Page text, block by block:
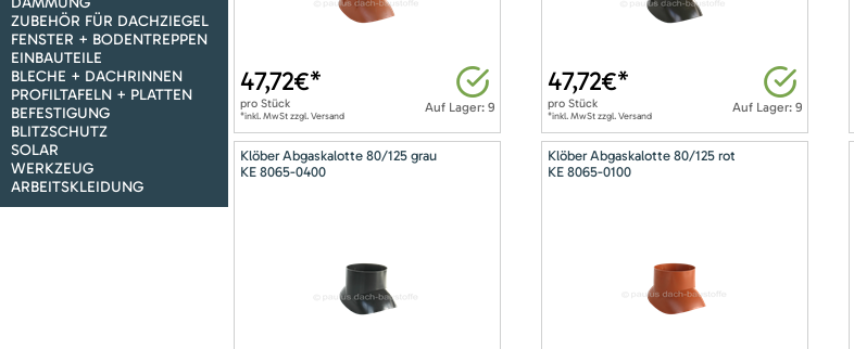
ZUBEHÖR FÜR DACHZIEGEL
FENSTER + BODENTREPPEN
EINBAUTEILE
BLECHE + DACHRINNEN
PROFILTAFELN + PLATTEN
BEFESTIGUNG
BLITZSCHUTZ
SOLAR
WERKZEUG
ARBEITSKLEIDUNG
Auf Lager: 9
47,72€*
pro Stück
*inkl. MwSt zzgl. Versand
Auf Lager: 9
47,72€*
pro Stück
*inkl. MwSt zzgl. Versand
Klöber Abgaskalotte 80/125 grau
KE 8065-0400
Klöber Abgaskalotte 80/125 rot
KE 8065-0100